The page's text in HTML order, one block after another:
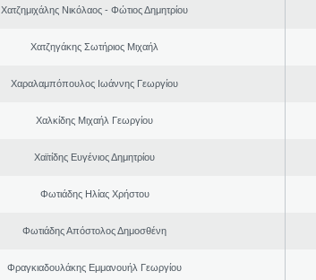
Χατζημιχάλης Νικόλαος - Φώτιος Δημητρίου
Χατζηγάκης Σωτήριος Μιχαήλ
Χαραλαμπόπουλος Ιωάννης Γεωργίου
Χαλκίδης Μιχαήλ Γεωργίου
Χαϊτίδης Ευγένιος Δημητρίου
Φωτιάδης Ηλίας Χρήστου
Φωτιάδης Απόστολος Δημοσθένη
Φραγκιαδουλάκης Εμμανουήλ Γεωργίου